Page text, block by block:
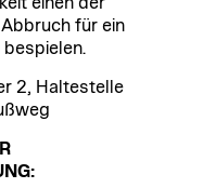
für ein
2, Haltestelle